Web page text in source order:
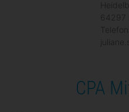
64297
Telefon:
CPA